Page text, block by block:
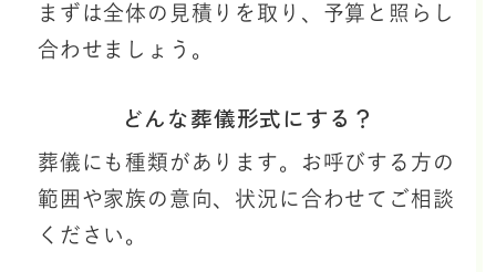
まずは全体の見積りを取り、予算と照らし
合わせましょう。
どんな葬儀形式にする？
葬儀にも種類があります。お呼びする方の
範囲や家族の意向、状況に合わせてご相談
ください。